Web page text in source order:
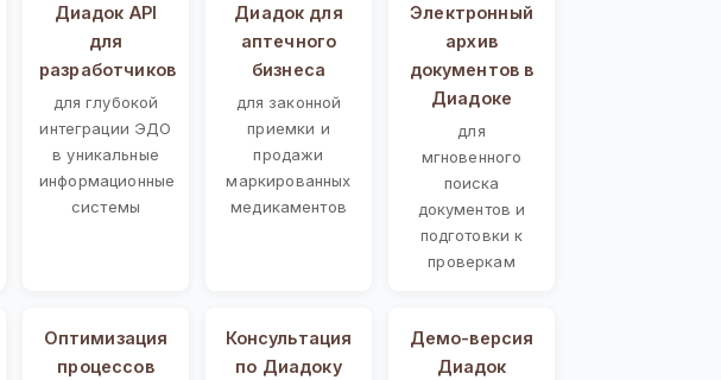
Диадок API
для
разработчиков
для глубокой
интеграции ЭДО
в уникальные
информационные
системы
Диадок для
аптечного
бизнеса
для законной
приемки и
продажи
маркированных
медикаментов
Электронный
архив
документов в
Диадоке
для
мгновенного
поиска
документов и
подготовки к
проверкам
Оптимизация
процессов
Консультация
по Диадоку
Демо-версия
Диадок